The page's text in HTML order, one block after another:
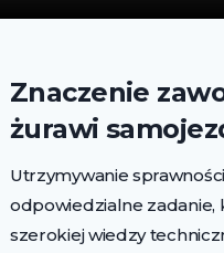
Znaczenie
żurawi
Utrzymywanie
odpowiedzialne zadanie,
szerokiej wiedzy